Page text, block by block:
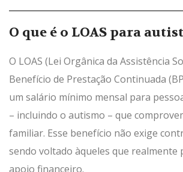
O que é o LOAS para
O LOAS (Lei Orgânica da Assistência
Benefício de Prestação Continuada
um salário mínimo mensal para
– incluindo o autismo – que
familiar. Esse benefício não exige
sendo voltado àqueles que realmente
apoio financeiro.